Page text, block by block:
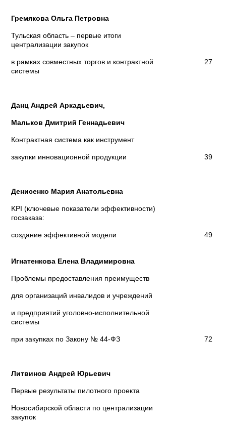
Гремякова Ольга Петровна
Тульская область – первые итоги
централизации закупок
в рамках совместных торгов и контрактной
системы
27
Данц Андрей Аркадьевич,
Мальков Дмитрий Геннадьевич
Контрактная система как инструмент
закупки инновационной продукции 39
Денисенко Мария Анатольевна
KPI (ключевые показатели эффективности)
госзаказа:
создание эффективной модели 49
Игнатенкова Елена Владимировна
Проблемы предоставления преимуществ
для организаций инвалидов и учреждений
и предприятий уголовно-исполнительной
системы
при закупках по Закону № 44-ФЗ 72
Литвинов Андрей Юрьевич
Первые результаты пилотного проекта
Новосибирской области по централизации
закупок